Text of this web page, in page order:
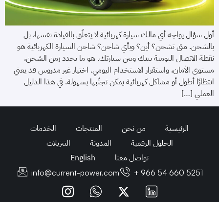
أول سؤال يواجه أي مالك سيارة كهربائية لا يتعلّق بالقيادة نفسها، بل
بالشحن. متى تشحن؟ أين؟ وبأي شاحن؟ شاحن السيارة الكهربائية هو
نقطة الاتصال اليومية بينك وبين سيارتك. هو ما يحدد زمن الشحن،
مستوى الأمان، واستقرار الاستخدام اليومي. اختيار غير مدروس قد يعني
انتظارًا أطول أو مشاكل كهربائية يمكن تجنّبها بسهولة. في هذا الدليل
العملي […]
الرئيسية من نحن المنتجات
الخدمات
الحلول الرقمية
المدونة
التنزيلات
تواصل معنا
English
info@current-power.com + 966 54 660 5251